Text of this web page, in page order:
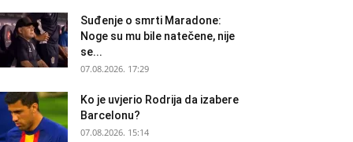
Suđenje o smrti Maradone:
Noge su mu bile natečene, nije
se...
07.08.2026. 17:29
Ko je uvjerio Rodrija da izabere
Barcelonu?
07.08.2026. 15:14